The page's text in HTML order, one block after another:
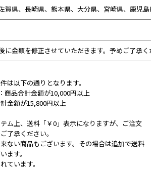
賀県、長崎県、熊本県、大分県、宮崎県、鹿児
に金額を修正させていただきます。予めご了承く
は以下の通りとなります。
商品合計金額が10,000円以上
金額が15,800円以上
ム上、送料「￥0」表示になりますが、ご注文
了承ください。
ない商品もございます。その場合は追加で送料
ます。
ています。